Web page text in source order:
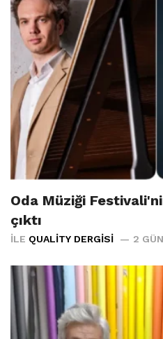
Oda Müziği
çıktı
İLE QUALITY DERGISI 2